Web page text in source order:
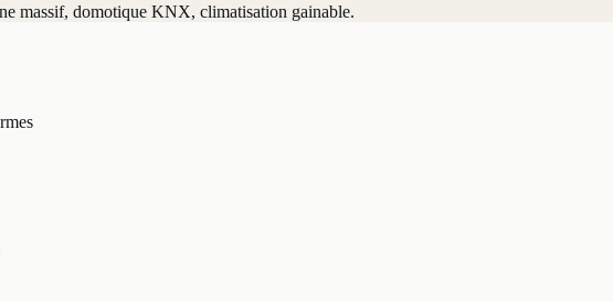
massif, domotique KNX, climatisation gainable.